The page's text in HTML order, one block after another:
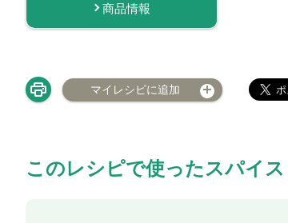
商品情報
マイレシピに追加
このレシピで使ったスパイ